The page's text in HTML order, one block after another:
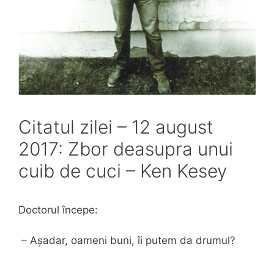
Citatul zilei – 12 august
2017: Zbor deasupra unui
cuib de cuci – Ken Kesey
Doctorul începe:
– Așadar, oameni buni, îi putem da drumul?